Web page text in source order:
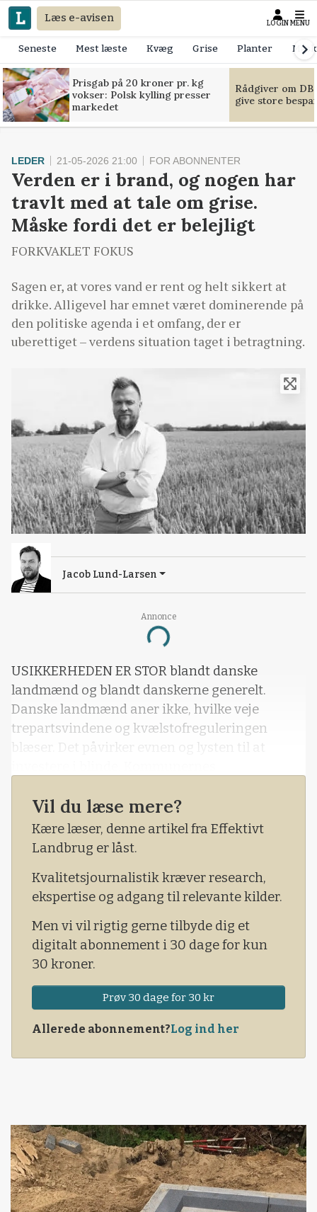
Læs e-avisen LOGIN MENU
Seneste Mest læste Kvæg Grise Planter
Prisgab på 20 kroner pr. kg
vokser: Polsk kylling presser
markedet
Rådgiver om
give store
Annonce
Loading...
LEDER 21-05-2026 21:00 FOR ABONNENTER
Verden er i brand, og nogen har
travlt med at tale om grise.
Måske fordi det er belejligt
FORKVAKLET FOKUS
Sagen er, at vores vand er rent og helt sikkert at
drikke. Alligevel har emnet været dominerende på
den politiske agenda i et omfang, der er
uberettiget – verdens situation taget i betragtning.
Jacob Lund-Larsen
USIKKERHEDEN ER STOR blandt danske
landmænd og blandt danskerne generelt.
Danske landmænd aner ikke, hvilke veje
trepartsvindene og kvælstofreguleringen
blæser. Det påvirker evnen og lysten til at
treparten, så usikkert er det hele.
Vil du læse mere?
Kære læser, denne artikel fra Effektivt
Landbrug er låst.
Kvalitetsjournalistik kræver research,
ekspertise og adgang til relevante kilder.
Men vi vil rigtig gerne tilbyde dig et
digitalt abonnement i 30 dage for kun
30 kroner.
Prøv 30 dage for 30 kr
Allerede abonnement?Log ind her